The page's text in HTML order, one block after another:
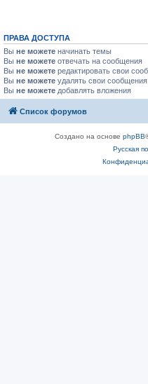
ПРАВА ДОСТУПА
Вы не можете начинать темы
Вы не можете отвечать на сообщения
Вы не можете редактировать свои
Вы не можете удалять свои сообщения
Вы не можете добавлять вложения
Список форумов
Создано на основе phpBB
Русская